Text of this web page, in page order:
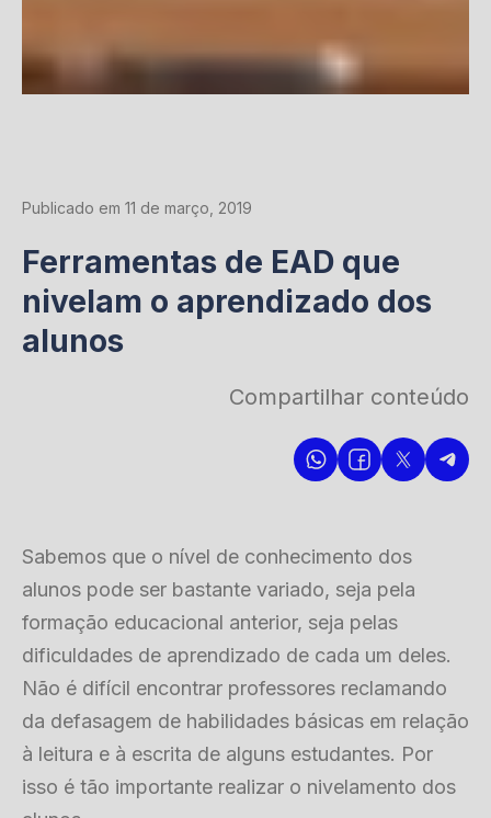
Publicado em 11 de março, 2019
Ferramentas de EAD que
nivelam o aprendizado dos
alunos
Compartilhar conteúdo
Sabemos que o nível de conhecimento dos
alunos pode ser bastante variado, seja pela
formação educacional anterior, seja pelas
dificuldades de aprendizado de cada um deles.
Não é difícil encontrar professores reclamando
da defasagem de habilidades básicas em relação
à leitura e à escrita de alguns estudantes. Por
isso é tão importante realizar o nivelamento dos